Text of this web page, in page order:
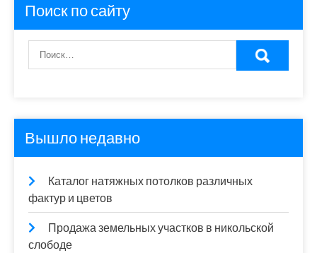
Поиск по сайту
Вышло недавно
Каталог натяжных потолков различных
фактур и цветов
Продажа земельных участков в никольской
слободе